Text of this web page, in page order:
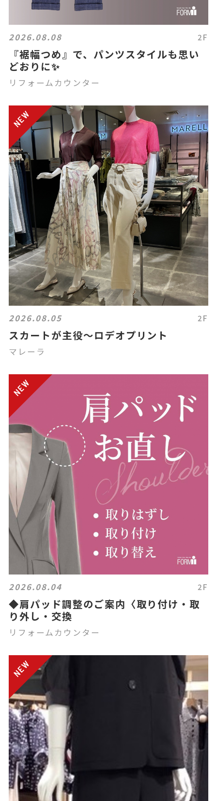
2026.08.08 2F
『裾幅つめ』で、パンツスタイルも思い
どおりに✨
リフォームカウンター
2026.08.05 2F
スカートが主役〜ロデオプリント
マレーラ
2026.08.04 2F
◆肩パッド調整のご案内〈取り付け・取
り外し・交換
リフォームカウンター